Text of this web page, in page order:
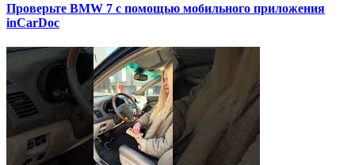
Проверьте BMW 7 с помощью мобильного приложения
inCarDoc